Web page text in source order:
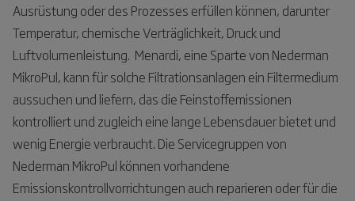
Ausrüstung oder des Prozesses erfüllen können, darunter
Temperatur, chemische Verträglichkeit, Druck und
Luftvolumenleistung. Menardi, eine Sparte von Nederman
MikroPul, kann für solche Filtrationsanlagen ein Filtermedium
aussuchen und liefern, das die Feinstoffemissionen
kontrolliert und zugleich eine lange Lebensdauer bietet und
wenig Energie verbraucht. Die Servicegruppen von
Nederman MikroPul können vorhandene
Emissionskontrollvorrichtungen auch reparieren oder für die